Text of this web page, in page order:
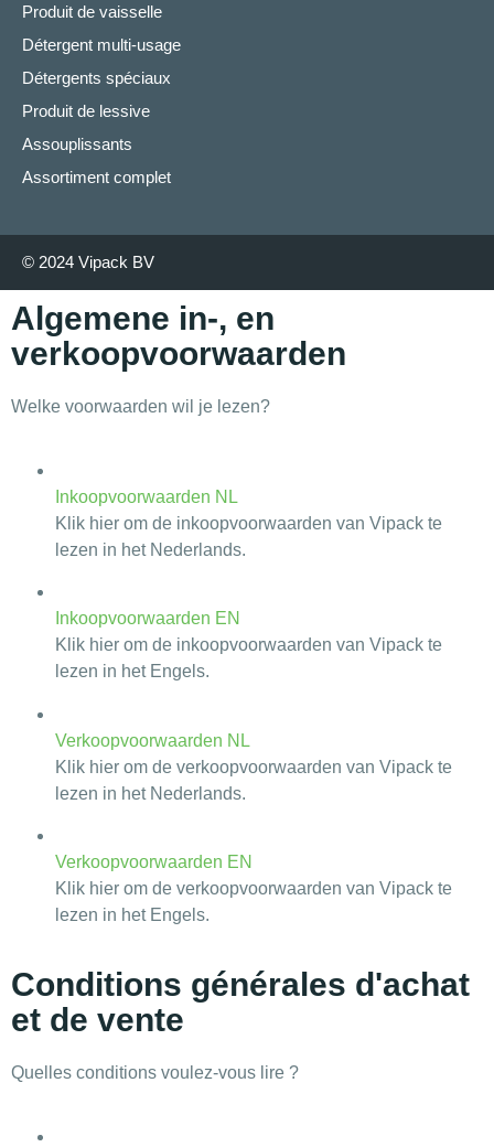
Produit de vaisselle
Détergent multi-usage
Détergents spéciaux
Produit de lessive
Assouplissants
Assortiment complet
© 2024 Vipack BV
Algemene in-, en
verkoopvoorwaarden
Welke voorwaarden wil je lezen?
Inkoopvoorwaarden NL
Klik hier om de inkoopvoorwaarden van Vipack te
lezen in het Nederlands.
Inkoopvoorwaarden EN
Klik hier om de inkoopvoorwaarden van Vipack te
lezen in het Engels.
Verkoopvoorwaarden NL
Klik hier om de verkoopvoorwaarden van Vipack te
lezen in het Nederlands.
Verkoopvoorwaarden EN
Klik hier om de verkoopvoorwaarden van Vipack te
lezen in het Engels.
Conditions générales d'achat
et de vente
Quelles conditions voulez-vous lire ?